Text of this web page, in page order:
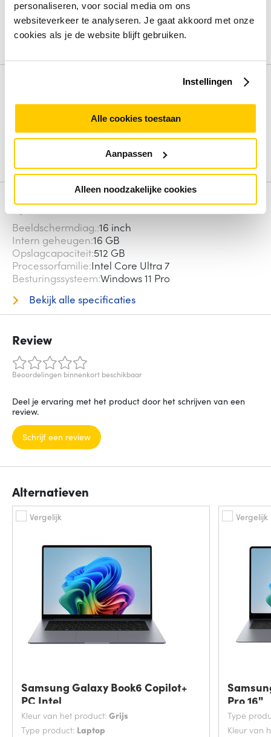
personaliseren, voor social media om ons
websiteverkeer te analyseren. Je gaat akkoord met onze
cookies als je de website blijft gebruiken.
Instellingen
Alle cookies toestaan
Aanpassen
Alleen noodzakelijke cookies
6.1% kortingop de accessoires
Bundel in winkelwagen
LPDDR5x-SDRAM, 512GB SSD, 16" Full HD+ 1920 x
1200 IPS, Intel Arc Graphics 140V, WLAN, Webcam,
Windows 11 Pro 64-bit
Specificaties
Beeldschermdiag. 16 inch
Intern geheugen 16 GB
Opslagcapaciteit 512 GB
Processorfamilie Intel Core Ultra 7
Besturingssysteem Windows 11 Pro
Bekijk alle specificaties
Review
Beoordelingen binnenkort beschikbaar
Deel je ervaring met het product door het schrijven van een
review.
Schrijf een review
Alternatieven
Vergelijk
Samsung Galaxy Book6 Copilot+
PC Intel
Kleur van het product: Grijs
Type product: Laptop
Vergelijk
Pro 16"
Type
Kleur van